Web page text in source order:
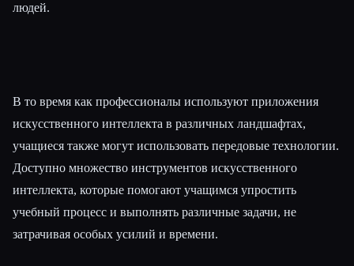
Esc
людей.
В то время как профессионалы используют приложения
искусственного интеллекта в различных ландшафтах,
учащиеся также могут использовать передовые технологии.
Доступно множество инструментов искусственного
интеллекта, которые помогают учащимся упростить
учебный процесс и выполнять различные задачи, не
затрачивая особых усилий и времени.